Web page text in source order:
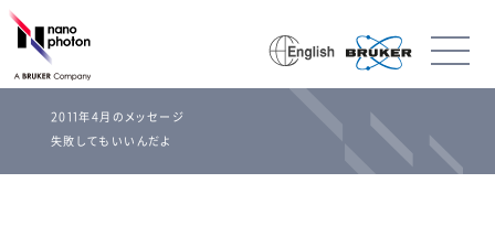
2011年4月のメッセージ
失敗してもいいんだよ